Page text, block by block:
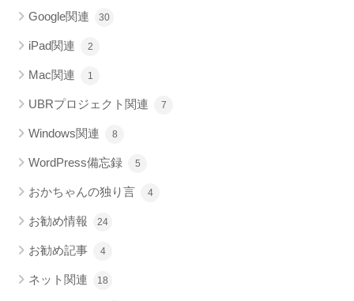
Google関連 30
iPad関連 2
Mac関連 1
UBRプロジェクト関連 7
Windows関連 8
WordPress備忘録 5
おかちゃんの独り言 4
お勧め情報 24
お勧め記事 4
ネット関連 18